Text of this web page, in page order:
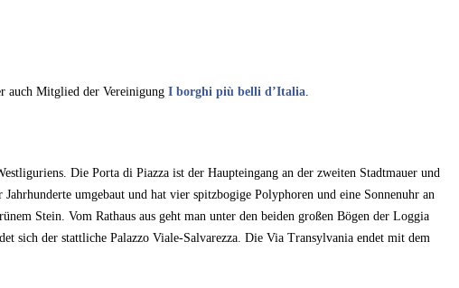
auch Mitglied der Vereinigung I borghi più belli d’Italia
Die Porta di Piazza ist der Haupteingang an der zweiten Stadtmauer und
umgebaut und hat vier spitzbogige Polyphoren und eine Sonnenuhr an
Stein. Vom Rathaus aus geht man unter den beiden großen Bögen der Loggia
sich der stattliche Palazzo Viale-Salvarezza. Die Via Transylvania endet mit dem